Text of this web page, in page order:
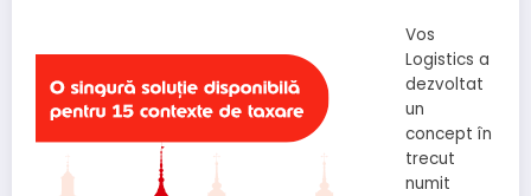
Vos
Logistics a
dezvoltat
un
concept în
trecut
numit